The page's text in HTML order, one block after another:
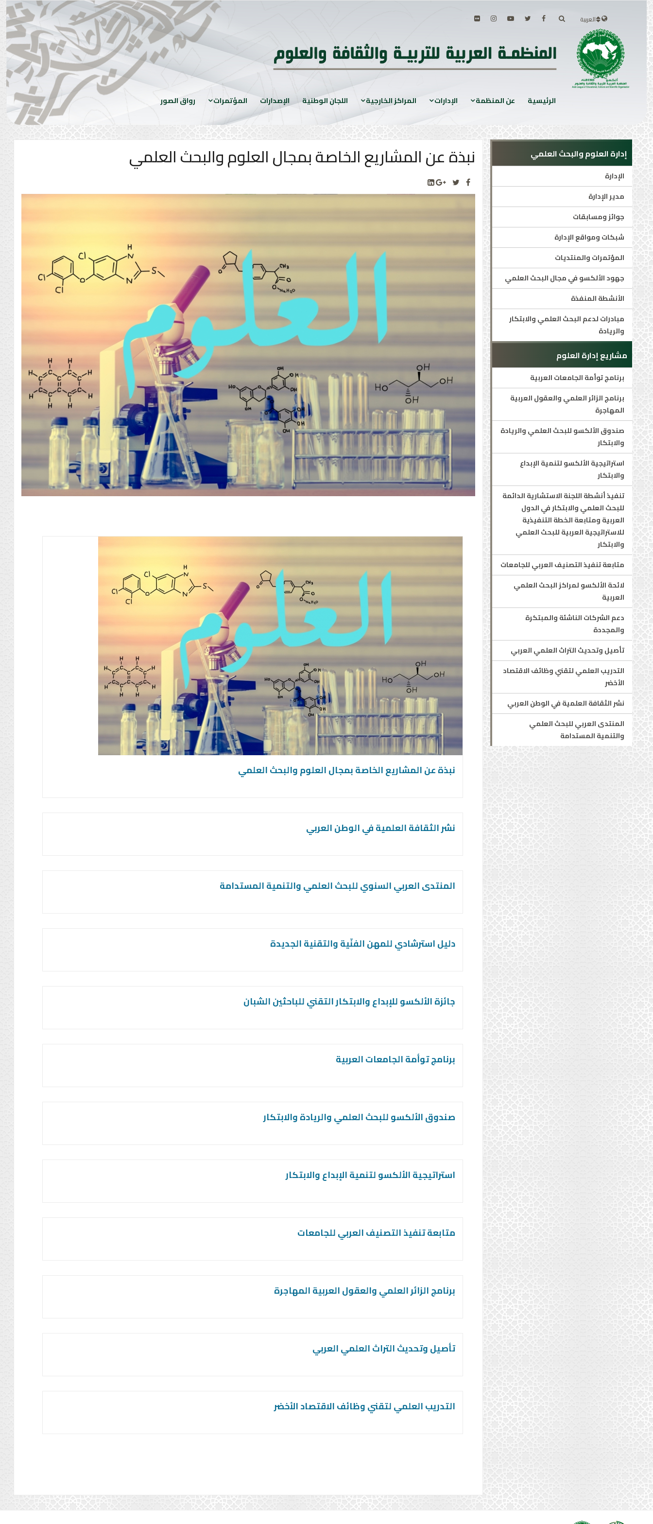
العربية
الرئيسية عن المنظمة الإدارات المراكز الخارجية اللجان الوطنية الإصدارات المؤتمرات رواق الصور
إدارة العلوم والبحث العلمي
الإدارة
مدير الإدارة
جوائز ومسابقات
شبكات ومواقع الإدارة
المؤتمرات والمنتديات
جهود الألكسو في مجال البحث العلمي
الأنشطة المنفذة
مبادرات لدعم البحث العلمي والابتكار
والريادة
مشاريع إدارة العلوم
برنامج توأمة الجامعات العربية
برنامج الزائر العلمي والعقول العربية
المهاجرة
صندوق الألكسو للبحث العلمي والريادة
والابتكار
استراتيجية الألكسو لتنمية الإبداع
والابتكار
تنفيذ أنشطة اللجنة الاستشارية الدائمة
للبحث العلمي والابتكار في الدول
العربية ومتابعة الخطة التنفيذية
للاستراتيجية العربية للبحث العلمي
والابتكار
متابعة تنفيذ التصنيف العربي للجامعات
لائحة الألكسو لمراكز البحث العلمي
العربية
دعم الشركات الناشئة والمبتكرة
والمجددة
تأصيل وتحديث التراث العلمي العربي
التدريب العلمي لتقني وظائف الاقتصاد
الأخضر
نشر الثقافة العلمية في الوطن العربي
المنتدى العربي للبحث العلمي
والتنمية المستدامة
نبذة عن المشاريع الخاصة بمجال العلوم والبحث العلمي
نبذة عن المشاريع الخاصة بمجال العلوم والبحث العلمي
نشر الثقافة العلمية في الوطن العربي
المنتدى العربي السنوي للبحث العلمي والتنمية المستدامة
دليل استرشادي للمهن الفنّية والتقنية الجديدة
جائزة الألكسو للإبداع والابتكار التقني للباحثين الشبان
برنامج توأمة الجامعات العربية
صندوق الألكسو للبحث العلمي والريادة والابتكار
استراتيجية الألكسو لتنمية الإبداع والابتكار
متابعة تنفيذ التصنيف العربي للجامعات
برنامج الزائر العلمي والعقول العربية المهاجرة
تأصيل وتحديث التراث العلمي العربي
التدريب العلمي لتقني وظائف الاقتصاد الأخضر